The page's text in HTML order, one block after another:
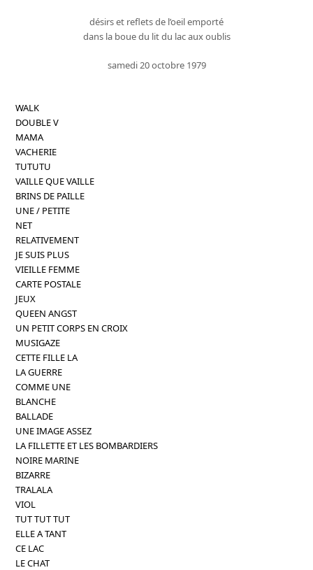
désirs et reflets de l’oeil emporté
dans la boue du lit du lac aux oublis
samedi 20 octobre 1979
WALK
DOUBLE V
MAMA
VACHERIE
TUTUTU
VAILLE QUE VAILLE
BRINS DE PAILLE
UNE / PETITE
NET
RELATIVEMENT
JE SUIS PLUS
VIEILLE FEMME
CARTE POSTALE
JEUX
QUEEN ANGST
UN PETIT CORPS EN CROIX
MUSIGAZE
CETTE FILLE LA
LA GUERRE
COMME UNE
BLANCHE
BALLADE
UNE IMAGE ASSEZ
LA FILLETTE ET LES BOMBARDIERS
NOIRE MARINE
BIZARRE
TRALALA
VIOL
TUT TUT TUT
ELLE A TANT
CE LAC
LE CHAT